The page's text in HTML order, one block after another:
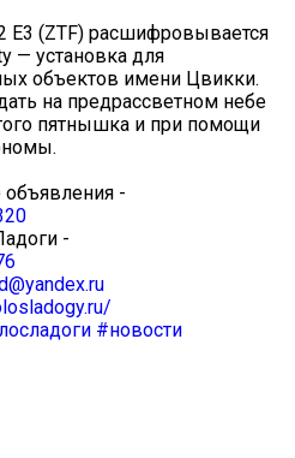
E3 (ZTF) расшифровывается
— установка для
объектов имени Цвикки.
на предрассветном небе
пятнышка и при помощи
-
-
#новости